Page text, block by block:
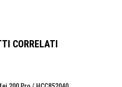
CORRELATI